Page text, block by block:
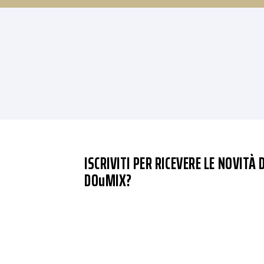
ISCRIVITI PER RICEVERE LE NOVITÀ
DOuMIX?